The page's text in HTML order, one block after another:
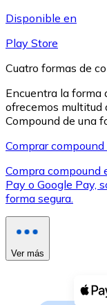
XRP
XRP
Ver todo
Disponible en
Play Store
Cuatro formas de
Encuentra la forma
ofrecemos multitud
Compound de una
Comprar
Compra compound
Pay o Google Pay,
forma segura.
Ver más